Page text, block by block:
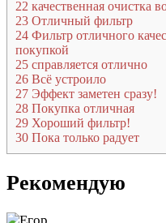
22 качественная очистка
23 Отличный фильтр
24 Фильтр отличного
покупкой
25 справляется отлично
26 Всё устроило
27 Эффект заметен сразу!
28 Покупка отличная
29 Хороший фильтр!
30 Пока только радует
Рекомендую